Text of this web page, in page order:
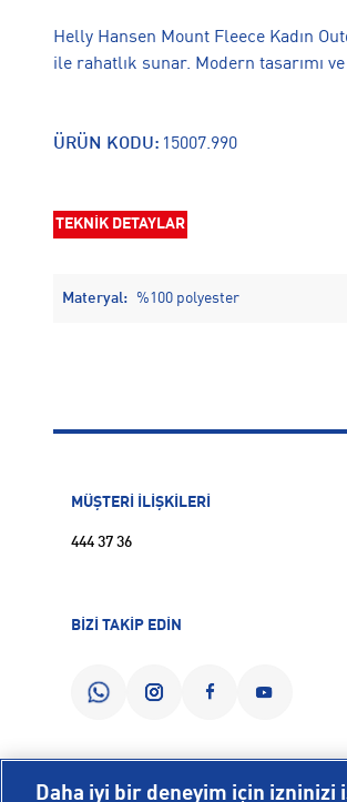
Helly Hansen Mount Fleece Kadın
ile rahatlık sunar. Modern tasarımı
ÜRÜN KODU: 15007.990
TEKNİK DETAYLAR
Materyal: %100 polyester
MÜŞTERİ İLİŞKİLERİ
444 37 36
BİZİ TAKİP EDİN
Daha iyi bir deneyim için izninizi